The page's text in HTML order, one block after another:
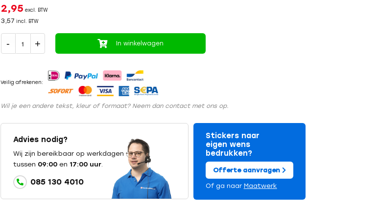
2,95 excl. BTW
3,57 incl. BTW
In winkelwagen
Veilig afrekenen:
Wil je een andere tekst, kleur of formaat? Neem dan contact met ons op.
Advies nodig?
Wij zijn bereikbaar op werkdagen
tussen 09:00en 17:00 uur.
085 130 4010
Stickers naar
eigen wens
bedrukken?
Offerte aanvragen
Of ga naar Maatwerk